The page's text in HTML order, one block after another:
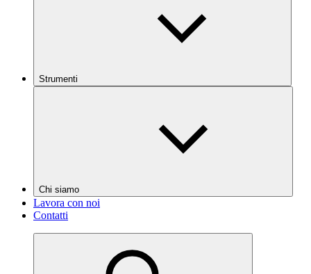
Strumenti
Chi siamo
Lavora con noi
Contatti